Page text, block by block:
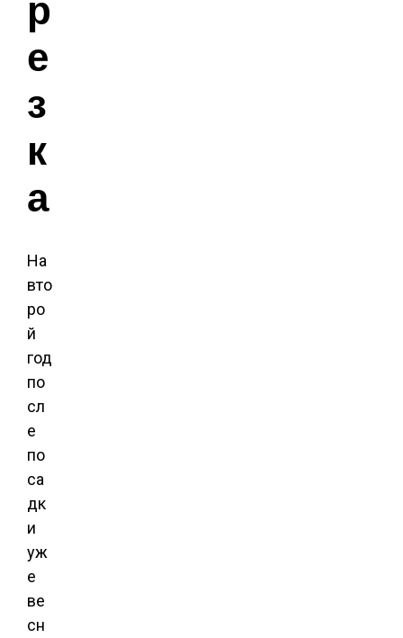
е
з
к
а
На
вто
ро
й
год
по
сл
е
по
са
дк
и
уж
е
ве
сн